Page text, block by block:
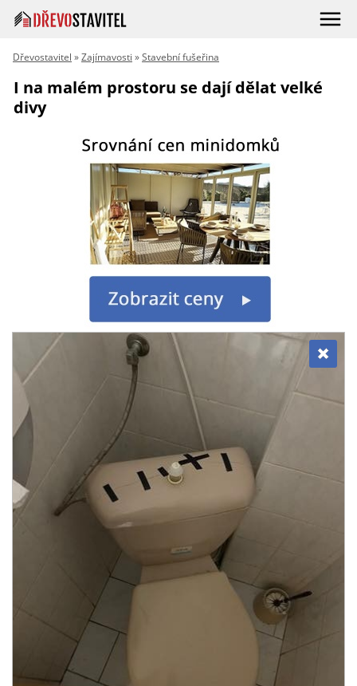
Dřevostavitel »Zajímavosti »Stavební fušeřina
I na malém prostoru se dají dělat velké
divy